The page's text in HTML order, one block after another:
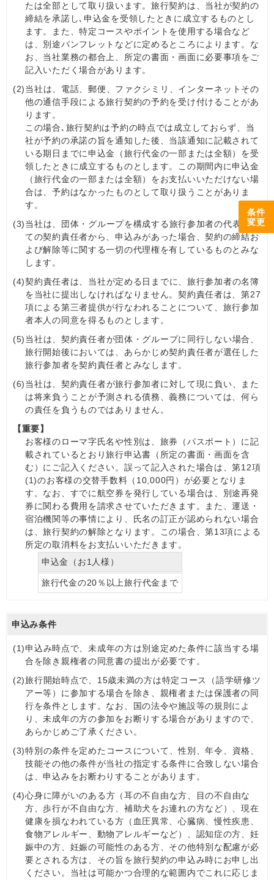
条件
変更
たは全部として取り扱います。旅行契約は、当社が契約の
締結を承諾し､申込金を受領したときに成立するものとし
ます。また、特定コースやポイントを使用する場合など
は、別途パンフレットなどに定めるところによります。な
お、当社業務の都合上、所定の書面・画面に必要事項をご
記入いただく場合があります。
(2)当社は、電話、郵便、ファクシミリ、インターネットその
他の通信手段による旅行契約の予約を受け付けることがあ
ります。
この場合､旅行契約は予約の時点では成立しておらず、当
社が予約の承諾の旨を通知した後、当該通知に記載されて
いる期日までに申込金（旅行代金の一部または全額）を受
領したときに成立するものとします。この期間内に申込金
（旅行代金の一部または全額）をお支払いいただけない場
合は、予約はなかったものとして取り扱うことがありま
す。
(3)当社は、団体・グループを構成する旅行参加者の代表とし
ての契約責任者から、申込みがあった場合、契約の締結お
よび解除等に関する一切の代理権を有しているものとみな
します。
(4)契約責任者は、当社が定める日までに、旅行参加者の名簿
を当社に提出しなければなりません。契約責任者は、第27
項による第三者提供が行なわれることについて、旅行参加
者本人の同意を得るものとします。
(5)当社は、契約責任者が団体・グループに同行しない場合、
旅行開始後においては、あらかじめ契約責任者が選任した
旅行参加者を契約責任者とみなします。
(6)当社は、契約責任者が旅行参加者に対して現に負い、また
は将来負うことが予測される債務、義務については、何ら
の責任を負うものではありません。
【重要】
お客様のローマ字氏名や性別は、旅券（パスポート）に記
載されているとおり旅行申込書（所定の書面・画面を含
む）にご記入ください。誤って記入された場合は、第12項
(1)のお客様の交替手数料（10,000円）が必要となりま
す。なお、すでに航空券を発行している場合は、別途再発
券に関わる費用を請求させていただきます。また、運送・
宿泊機関等の事情により、氏名の訂正が認められない場合
は、旅行契約の解除となります。この場合、第13項による
所定の取消料をお支払いいただきます。
申込金（お1人様）
旅行代金の20％以上旅行代金まで
申込み条件
(1)申込み時点で、未成年の方は別途定めた条件に該当する場
合を除き親権者の同意書の提出が必要です。
(2)旅行開始時点で、15歳未満の方は特定コース（語学研修ツ
アー等）に参加する場合を除き、親権者または保護者の同
行を条件とします。なお、国の法令や施設等の規則によ
り、未成年の方の参加をお断りする場合がありますので、
あらかじめご了承ください。
(3)特別の条件を定めたコースについて、性別、年令、資格、
技能その他の条件が当社の指定する条件に合致しない場合
は、申込みをお断わりすることがあります。
(4)心身に障がいのある方（耳の不自由な方、目の不自由な
方、歩行が不自由な方、補助犬をお連れの方など）、現在
健康を損なわれている方（血圧異常、心臓病、慢性疾患、
食物アレルギー、動物アレルギーなど）、認知症の⽅、妊
娠中の方、妊娠の可能性のある方、その他特別な配慮が必
要とされる方は、その旨を旅行契約の申込み時にお申し出
ください。当社は可能かつ合理的な範囲内でこれに応じま